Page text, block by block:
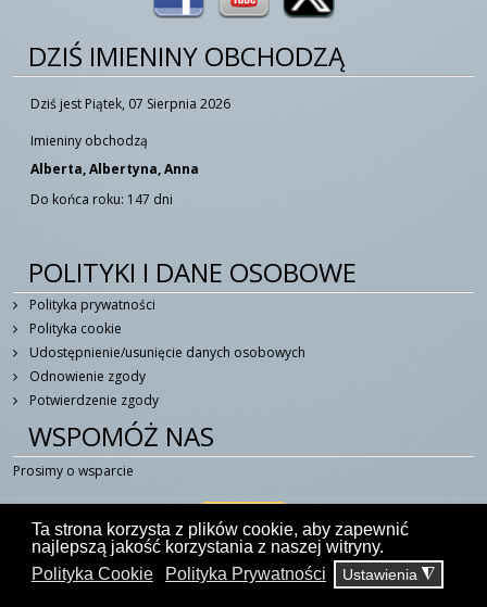
Ta strona korzysta z plików cookie, aby zapewnić
najlepszą jakość korzystania z naszej witryny.
Polityka Cookie
Polityka Prywatności Ustawienia ◮
DZIŚ IMIENINY OBCHODZĄ
Dziś jest Piątek, 07 Sierpnia 2026
Imieniny obchodzą
Alberta, Albertyna, Anna
Do końca roku: 147 dni
POLITYKI I DANE OSOBOWE
Polityka prywatności
Polityka cookie
Udostępnienie/usunięcie danych osobowych
Odnowienie zgody
Potwierdzenie zgody
WSPOMÓŻ NAS
Prosimy o wsparcie
© 2014 - 2026 W Duchu Świętym - Portal Katolicki